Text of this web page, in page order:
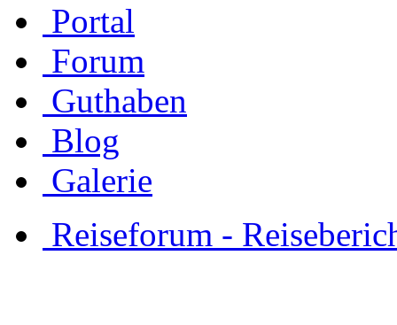
Portal
Forum
Guthaben
Blog
Galerie
Reiseforum -